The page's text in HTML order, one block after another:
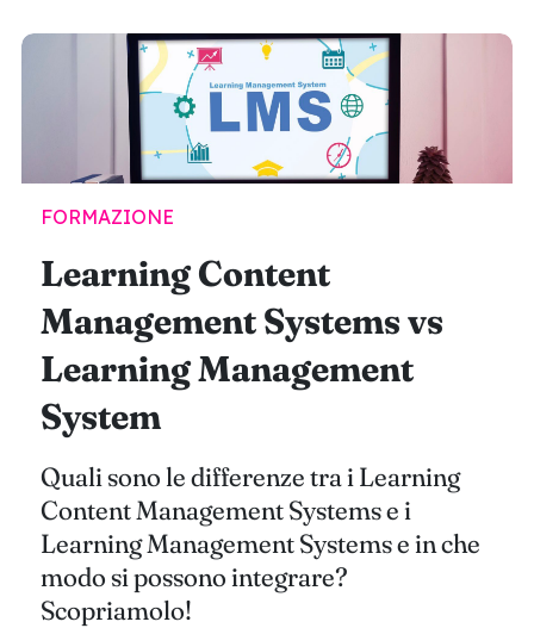
FORMAZIONE
Learning Content
Management Systems vs
Learning Management
System
Quali sono le differenze tra i Learning
Content Management Systems e i
Learning Management Systems e in che
modo si possono integrare?
Scopriamolo!